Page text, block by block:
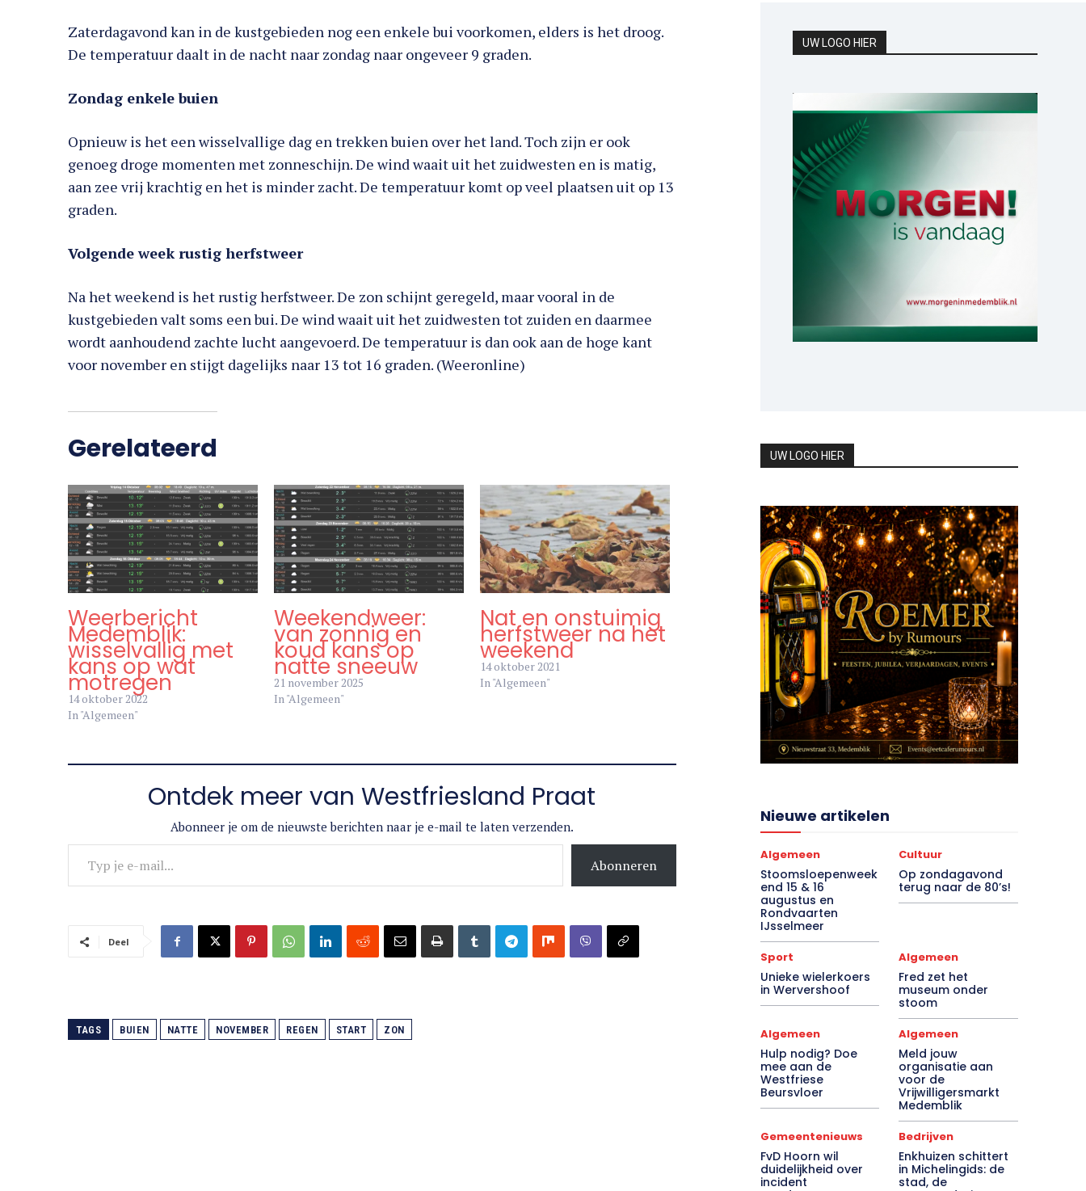
Zaterdagavond kan in de kustgebieden nog een enkele bui voorkomen, elders is het droog.
De temperatuur daalt in de nacht naar zondag naar ongeveer 9 graden.
Zondag enkele buien
Opnieuw is het een wisselvallige dag en trekken buien over het land. Toch zijn er ook
genoeg droge momenten met zonneschijn. De wind waait uit het zuidwesten en is matig,
aan zee vrij krachtig en het is minder zacht. De temperatuur komt op veel plaatsen uit op 13
graden.
Volgende week rustig herfstweer
Na het weekend is het rustig herfstweer. De zon schijnt geregeld, maar vooral in de
kustgebieden valt soms een bui. De wind waait uit het zuidwesten tot zuiden en daarmee
wordt aanhoudend zachte lucht aangevoerd. De temperatuur is dan ook aan de hoge kant
voor november en stijgt dagelijks naar 13 tot 16 graden. (Weeronline)
Gerelateerd
Weerbericht
Medemblik:
wisselvallig met
kans op wat
motregen
14 oktober 2022
In "Algemeen"
Weekendweer:
van zonnig en
koud kans op
natte sneeuw
21 november 2025
In "Algemeen"
Nat en onstuimig
herfstweer na het
weekend
14 oktober 2021
In "Algemeen"
Ontdek meer van Westfriesland Praat
Abonneer je om de nieuwste berichten naar je e-mail te laten verzenden.
Typ je e-mail...
Abonneren
Deel
TAGS BUIEN NATTE NOVEMBER REGEN START ZON
UW LOGO HIER
UW LOGO HIER
Nieuwe artikelen
Algemeen
Stoomsloepenweek
end 15 & 16
augustus en
Rondvaarten
IJsselmeer
Cultuur
Op zondagavond
terug naar de 80’s!
Sport
Unieke wielerkoers
in Wervershoof
Algemeen
Fred zet het
museum onder
stoom
Algemeen
Hulp nodig? Doe
mee aan de
Westfriese
Beursvloer
Algemeen
Meld jouw
organisatie aan
voor de
Vrijwilligersmarkt
Medemblik
Gemeentenieuws
FvD Hoorn wil
duidelijkheid over
incident
Bedrijven
Enkhuizen schittert
in Michelingids: de
stad, de